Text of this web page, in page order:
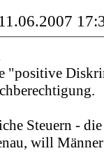
11.06.2007
"positive
Steuern -
will